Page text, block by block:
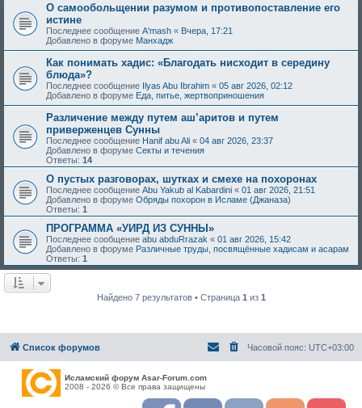
О самообольщении разумом и противопоставление его
истине
Последнее сообщение A'mash « Вчера, 17:21
Добавлено в форуме Манхадж
Как понимать хадис: «Благодать нисходит в середину
блюда»?
Последнее сообщение Ilyas Abu Ibrahim « 05 авг 2026, 02:12
Добавлено в форуме Еда, питье, жертвоприношения
Различение между путем аш’аритов и путем
приверженцев Сунны
Последнее сообщение Hanif abu Ali « 04 авг 2026, 23:37
Добавлено в форуме Секты и течения
Ответы: 14
О пустых разговорах, шутках и смехе на похоронах
Последнее сообщение Abu Yakub al Kabardini « 01 авг 2026, 21:51
Добавлено в форуме Обряды похорон в Исламе (Джаназа)
Ответы: 1
ПРОГРАММА «УИРД ИЗ СУННЫ»
Последнее сообщение abu abduRrazak « 01 авг 2026, 15:42
Добавлено в форуме Различные труды, посвящённые хадисам и асарам
Ответы: 1
Найдено 7 результатов • Страница 1 из 1
Список форумов Часовой пояс: UTC+03:00
Исламский форум Asar-Forum.com
2008 - 2026 © Все права защищены